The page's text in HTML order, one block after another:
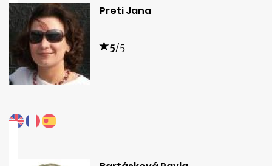
Preti Jana
5/5